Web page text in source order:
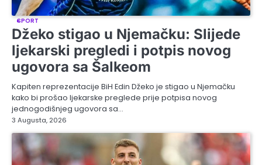
SPORT
Džeko stigao u Njemačku: Slijede
ljekarski pregledi i potpis novog
ugovora sa Šalkeom
Kapiten reprezentacije BiH Edin Džeko je stigao u Njemačku
kako bi prošao ljekarske preglede prije potpisa novog
jednogodišnjeg ugovora sa…
3 Augusta, 2026